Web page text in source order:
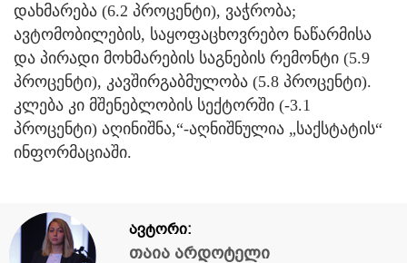
დახმარება (6.2 პროცენტი), ვაჭრობა;
ავტომობილების, საყოფაცხოვრებო ნაწარმისა
და პირადი მოხმარების საგნების რემონტი (5.9
პროცენტი), კავშირგაბმულობა (5.8 პროცენტი).
კლება კი მშენებლობის სექტორში (-3.1
პროცენტი) აღინიშნა,“-აღნიშნულია „საქსტატის“
ინფორმაციაში.
ავტორი:
თაია არდოტელი